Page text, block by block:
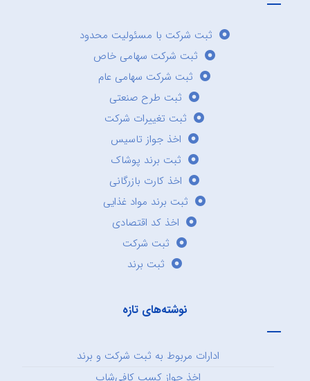
ثبت شرکت با مسئولیت محدود
ثبت شرکت سهامی خاص
ثبت شرکت سهامی عام
ثبت طرح صنعتی
ثبت تغییرات شرکت
اخذ جواز تاسیس
ثبت برند پوشاک
اخذ کارت بازرگانی
ثبت برند مواد غذایی
اخذ کد اقتصادی
ثبت شرکت
ثبت برند
نوشته‌های تازه
ادارات مربوط به ثبت شرکت و برند
اخذ جواز کسب کافی‌شاپ